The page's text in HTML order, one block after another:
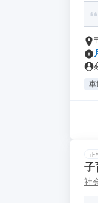
車
正
子
社